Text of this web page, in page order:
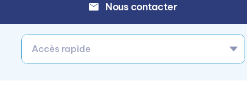
Nous contacter
Accès rapide